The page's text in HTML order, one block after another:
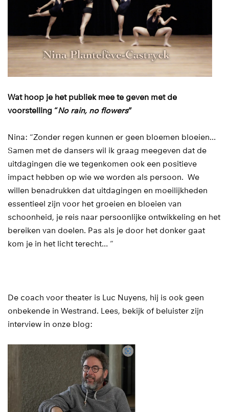
Wat hoop je het publiek mee te geven met de
voorstelling “No rain, no flowers”
Nina: “Zonder regen kunnen er geen bloemen bloeien…
Samen met de dansers wil ik graag meegeven dat de
uitdagingen die we tegenkomen ook een positieve
impact hebben op wie we worden als persoon. We
willen benadrukken dat uitdagingen en moeilijkheden
essentieel zijn voor het groeien en bloeien van
schoonheid, je reis naar persoonlijke ontwikkeling en het
bereiken van doelen. Pas als je door het donker gaat
kom je in het licht terecht… “
De coach voor theater is Luc Nuyens, hij is ook geen
onbekende in Westrand. Lees, bekijk of beluister zijn
interview in onze blog: